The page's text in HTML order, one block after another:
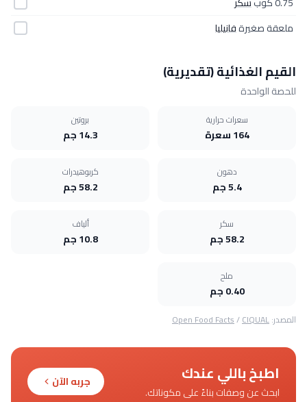
ملعقة صغيرةفانيليا
القيم الغذائية (تقديرية)
للحصة الواحدة
سعرات حرارية
164 سعرة
بروتين
14.3 جم
دهون
5.4 جم
كربوهيدرات
58.2 جم
سكر
58.2 جم
ألياف
10.8 جم
ملح
0.40 جم
المصدر: Open Food Facts/CIQUAL
اطبخ باللي عندك
ابحث عن وصفات بناءً على مكوناتك.
جربه الآن